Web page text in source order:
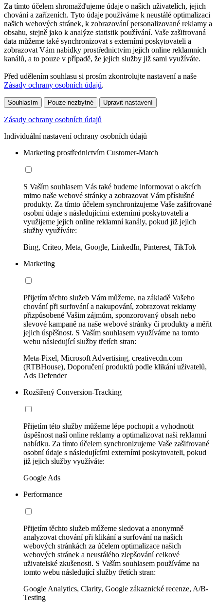
Za tímto účelem shromažďujeme údaje o našich uživatelích, jejich
chování a zařízeních. Tyto údaje používáme k neustálé optimalizaci
našich webových stránek, k zobrazování personalizované reklamy a
obsahu, stejně jako k analýze statistik používání. Vaše zašifrovaná
data můžeme také synchronizovat s externími poskytovateli a
zobrazovat Vám nabídky prostřednictvím jejich online reklamních
kanálů, a to pouze v případě, že jejich služby již sami využíváte.
Před udělením souhlasu si prosím zkontrolujte nastavení a naše
Zásady ochrany osobních údajů.
Souhlasím Pouze nezbytné Upravit nastavení
Zásady ochrany osobních údajů
Individuální nastavení ochrany osobních údajů
Marketing prostřednictvím Customer-Match
S Vaším souhlasem Vás také budeme informovat o akcích
mimo naše webové stránky a zobrazovat Vám příslušné
produkty. Za tímto účelem synchronizujeme Vaše zašifrované
osobní údaje s následujícími externími poskytovateli a
využijeme jejich online reklamní kanály, pokud již jejich
služby využíváte:
Bing, Criteo, Meta, Google, LinkedIn, Pinterest, TikTok
Marketing
Přijetím těchto služeb Vám můžeme, na základě Vašeho
chování při surfování a nakupování, zobrazovat reklamy
přizpůsobené Vašim zájmům, sponzorovaný obsah nebo
slevové kampaně na naše webové stránky či produkty a měřit
jejich úspěšnost. S Vaším souhlasem využíváme na tomto
webu následující služby třetích stran:
Meta-Pixel, Microsoft Advertising, creativecdn.com
(RTBHouse), Doporučení produktů podle klikání uživatelů,
Ads Defender
Rozšířený Conversion-Tracking
Přijetím této služby můžeme lépe pochopit a vyhodnotit
úspěšnost naší online reklamy a optimalizovat naši reklamní
nabídku. Za tímto účelem synchronizujeme Vaše zašifrované
osobní údaje s následujícími externími poskytovateli, pokud
již jejich služby využíváte:
Google Ads
Performance
Přijetím těchto služeb můžeme sledovat a anonymně
analyzovat chování při klikání a surfování na našich
webových stránkách za účelem optimalizace našich
webových stránek a neustálého zlepšování celkové
uživatelské zkušenosti. S Vaším souhlasem používáme na
tomto webu následující služby třetích stran:
Google Analytics, Clarity, Google zákaznické recenze, A/B-
Testing